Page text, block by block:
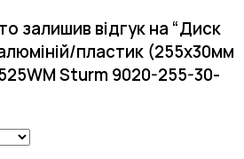
залишив відгук на “Диск
пластик (255х30мм
Sturm 9020-255-30-